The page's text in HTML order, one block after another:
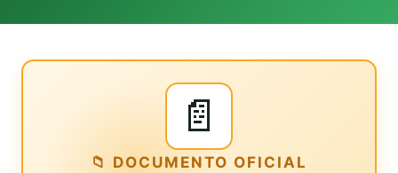
📄
📁 DOCUMENTO OFICIAL